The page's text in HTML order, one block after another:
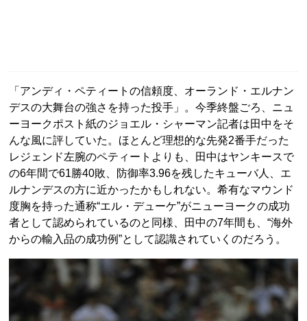
「アンディ・ペティートの信頼度、オーランド・エルナン
デスの大舞台の強さを持った投手」。今季終盤ごろ、ニュ
ーヨークポスト紙のジョエル・シャーマン記者は田中をそ
んな風に評していた。ほとんど理想的な先発2番手だった
レジェンド左腕のペティートよりも、田中はヤンキースで
の6年間で61勝40敗、防御率3.96を残したキューバ人、エ
ルナンデスの方に近かったかもしれない。希有なマウンド
度胸を持った通称“エル・デューケ”がニューヨークの成功
者として認められているのと同様、田中の7年間も、“海外
からの輸入品の成功例”として認識されていくのだろう。